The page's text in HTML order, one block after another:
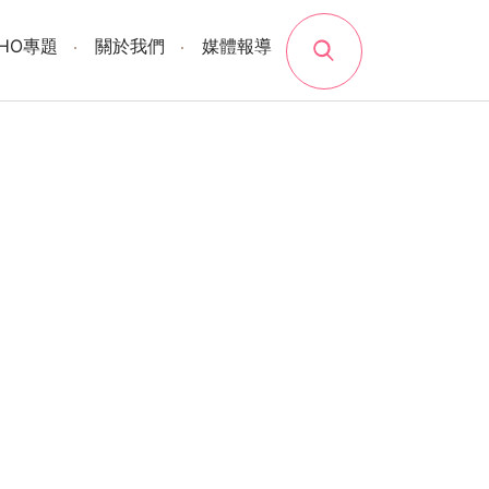
search
專題
關於我們 媒體報導